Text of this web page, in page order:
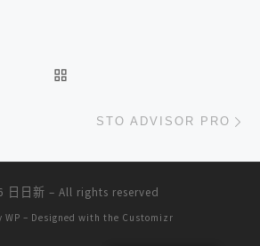
STO ADVISOR PRO
日日新 – All rights reserved
WP – Designed with the Customizr